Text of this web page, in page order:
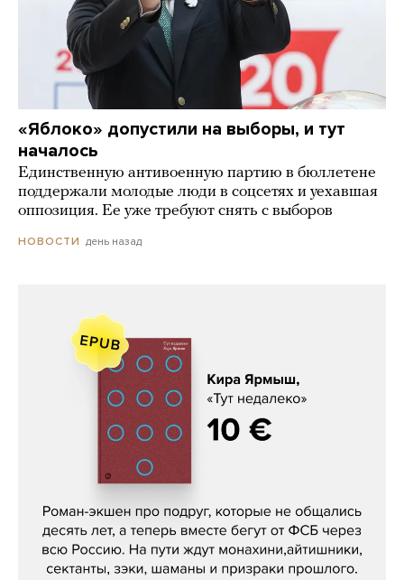
«Яблоко» допустили на выборы, и тут
началось
Единственную антивоенную партию в бюллетене
поддержали молодые люди в соцсетях и уехавшая
оппозиция. Ее уже требуют снять с выборов
НОВОСТИ день назад
Кира Ярмыш, «Тут недалеко»